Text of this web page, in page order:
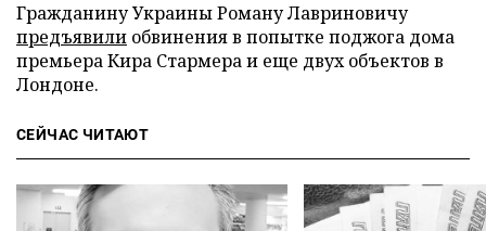
Гражданину Украины Роману Лавриновичу
предъявили обвинения в попытке поджога дома
премьера Кира Стармера и еще двух объектов в
Лондоне.
СЕЙЧАС ЧИТАЮТ